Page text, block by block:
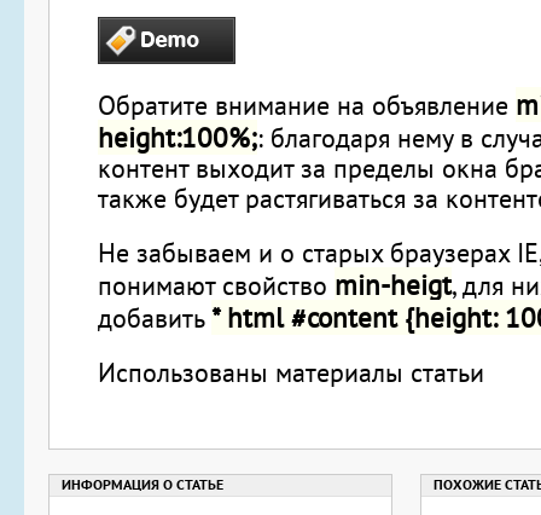
Обратите внимание на объявление
height:100%;: благодаря нему в
контент выходит за пределы окна
также будет растягиваться за
Не забываем и о старых браузерах
понимают свойство min-heigt, для
добавить * html #content {height:
Использованы материалы статьи